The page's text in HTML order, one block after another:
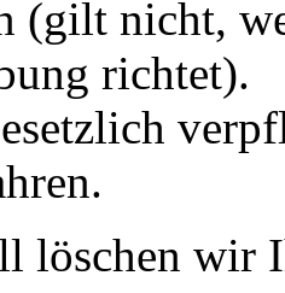
(gilt nicht,
richtet).
löschen wir